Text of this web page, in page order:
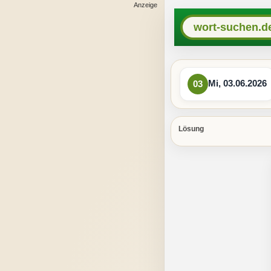
wort-
03 Mi, 03.06.2026
Lösung